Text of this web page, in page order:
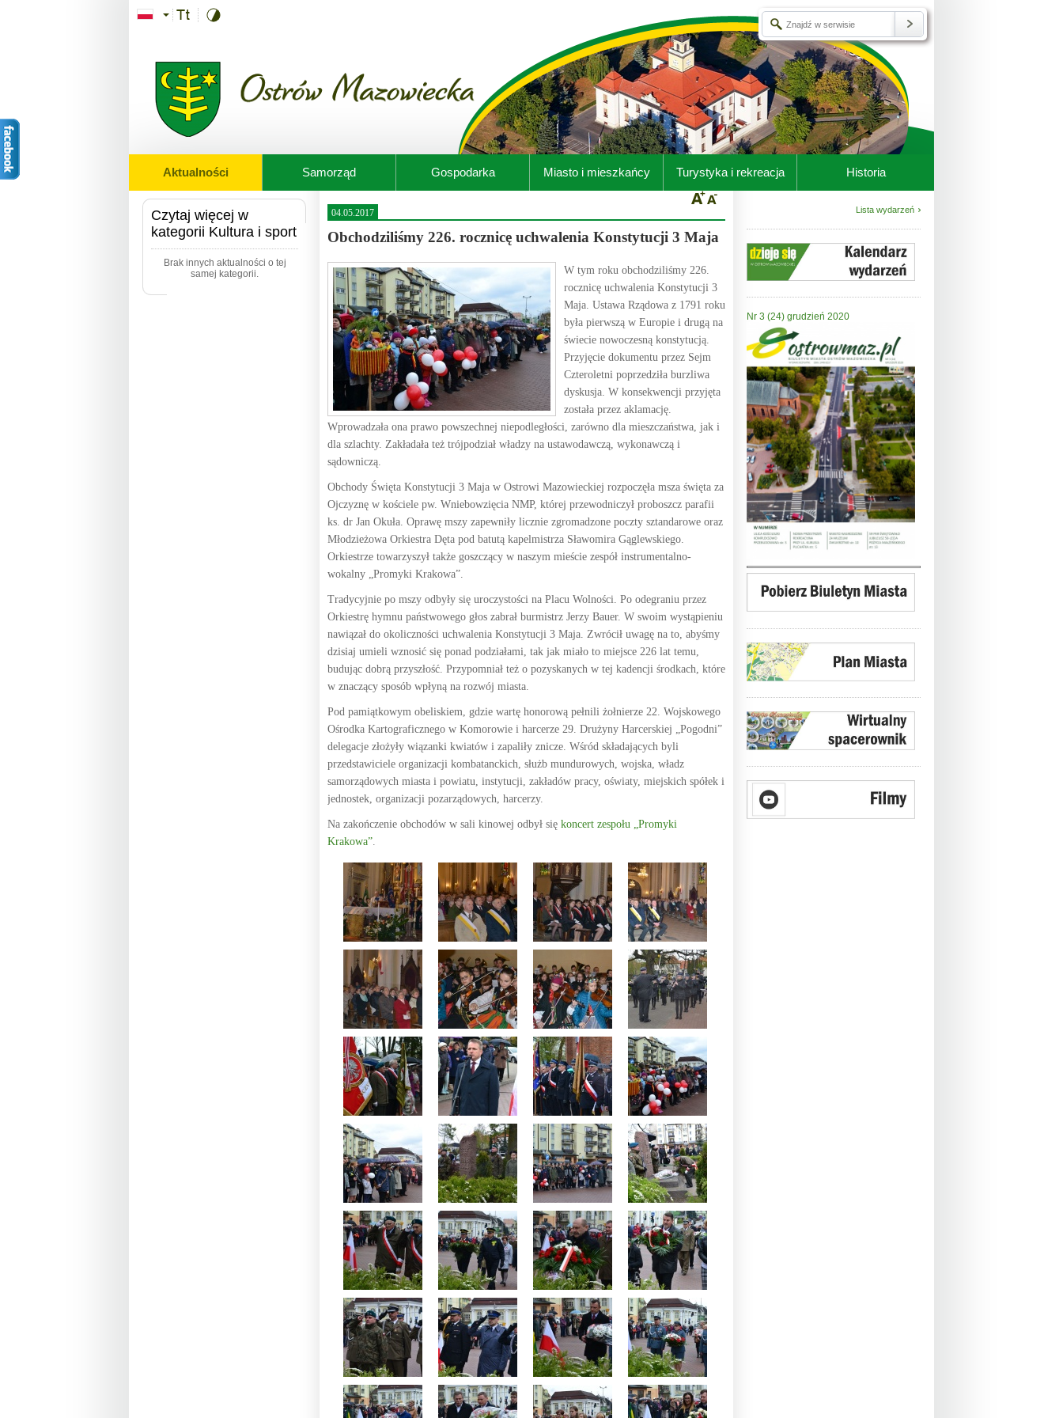
Aktualności Samorząd Gospodarka Miasto i mieszkańcy Turystyka i rekreacja Historia
Czytaj więcej w
kategorii Kultura i sport
Brak innych aktualności o tej
samej kategorii.
04.05.2017
Obchodziliśmy 226. rocznicę uchwalenia Konstytucji 3 Maja
W tym roku obchodziliśmy 226.
rocznicę uchwalenia Konstytucji 3
Maja. Ustawa Rządowa z 1791 roku
była pierwszą w Europie i drugą na
świecie nowoczesną konstytucją.
Przyjęcie dokumentu przez Sejm
Czteroletni poprzedziła burzliwa
dyskusja. W konsekwencji przyjęta
została przez aklamację.
Wprowadzała ona prawo powszechnej niepodległości, zarówno dla mieszczaństwa, jak i
dla szlachty. Zakładała też trójpodział władzy na ustawodawczą, wykonawczą i
sądowniczą.
Obchody Święta Konstytucji 3 Maja w Ostrowi Mazowieckiej rozpoczęła msza święta za
Ojczyznę w kościele pw. Wniebowzięcia NMP, której przewodniczył proboszcz parafii
ks. dr Jan Okuła. Oprawę mszy zapewniły licznie zgromadzone poczty sztandarowe oraz
Młodzieżowa Orkiestra Dęta pod batutą kapelmistrza Sławomira Gąglewskiego.
Orkiestrze towarzyszył także goszczący w naszym mieście zespół instrumentalno-
wokalny „Promyki Krakowa”.
Tradycyjnie po mszy odbyły się uroczystości na Placu Wolności. Po odegraniu przez
Orkiestrę hymnu państwowego głos zabrał burmistrz Jerzy Bauer. W swoim wystąpieniu
nawiązał do okoliczności uchwalenia Konstytucji 3 Maja. Zwrócił uwagę na to, abyśmy
dzisiaj umieli wznosić się ponad podziałami, tak jak miało to miejsce 226 lat temu,
budując dobrą przyszłość. Przypomniał też o pozyskanych w tej kadencji środkach, które
w znaczący sposób wpłyną na rozwój miasta.
Pod pamiątkowym obeliskiem, gdzie wartę honorową pełnili żołnierze 22. Wojskowego
Ośrodka Kartograficznego w Komorowie i harcerze 29. Drużyny Harcerskiej „Pogodni”
delegacje złożyły wiązanki kwiatów i zapaliły znicze. Wśród składających byli
przedstawiciele organizacji kombatanckich, służb mundurowych, wojska, władz
samorządowych miasta i powiatu, instytucji, zakładów pracy, oświaty, miejskich spółek i
jednostek, organizacji pozarządowych, harcerzy.
Na zakończenie obchodów w sali kinowej odbył się koncert zespołu „Promyki
Krakowa”.
Lista wydarzeń
Nr 3 (24) grudzień 2020